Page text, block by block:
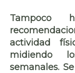
Tampoco
actividad
midiendo
semanales.